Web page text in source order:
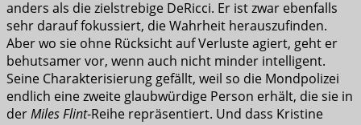
anders als die zielstrebige DeRicci. Er ist zwar ebenfalls
sehr darauf fokussiert, die Wahrheit herauszufinden.
Aber wo sie ohne Rücksicht auf Verluste agiert, geht er
behutsamer vor, wenn auch nicht minder intelligent.
Seine Charakterisierung gefällt, weil so die Mondpolizei
endlich eine zweite glaubwürdige Person erhält, die sie in
derMiles Flint-Reihe repräsentiert. Und dass Kristine